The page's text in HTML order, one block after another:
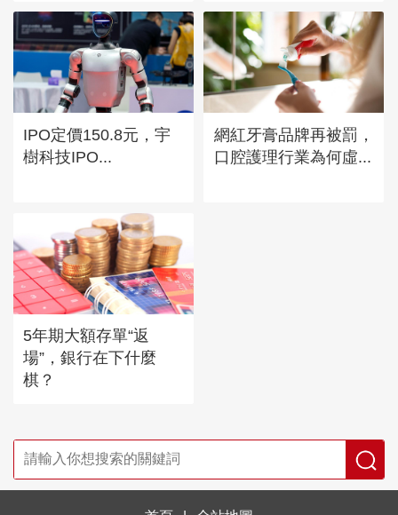
IPO定價150.8元，宇
樹科技IPO...
網紅牙膏品牌再被罰，
口腔護理行業為何虛...
5年期大額存單“返
場”，銀行在下什麼
棋？